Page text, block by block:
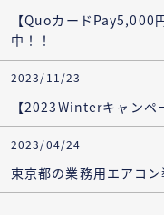
【QuoカードPay5,000
中！！
2023/11/23
【2023Winterキャンペ
2023/04/24
東京都の業務用エアコ